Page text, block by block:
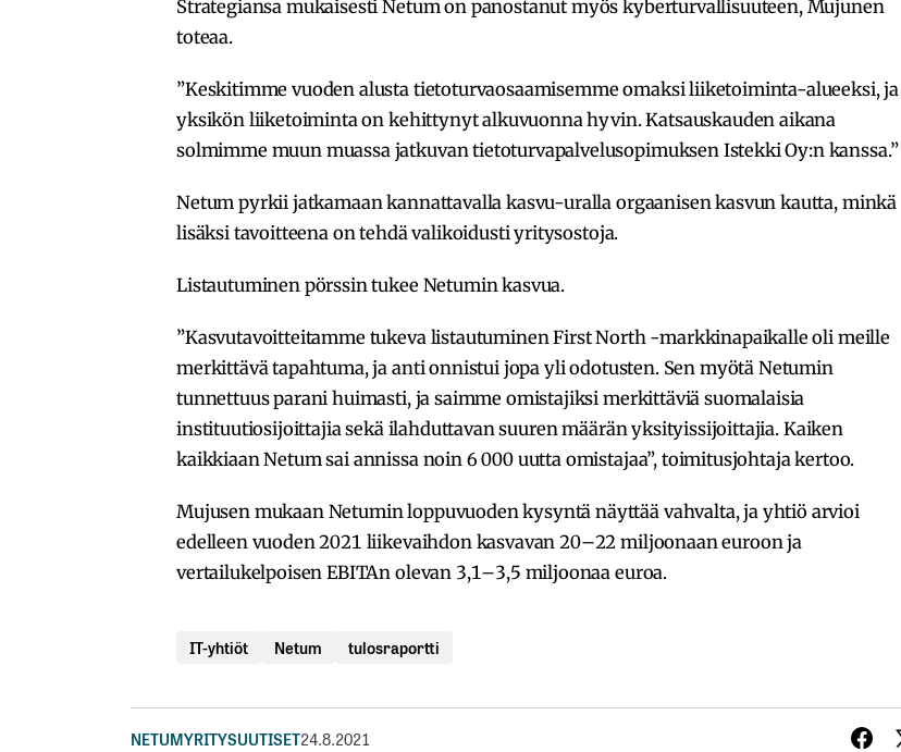
Strategiansa mukaisesti Netum on panostanut myös kyberturvallisuuteen, Mujunen
toteaa.
”Keskitimme vuoden alusta tietoturvaosaamisemme omaksi liiketoiminta-alueeksi, ja
yksikön liiketoiminta on kehittynyt alkuvuonna hyvin. Katsauskauden aikana
solmimme muun muassa jatkuvan tietoturvapalvelusopimuksen Istekki Oy:n kanssa.”
Netum pyrkii jatkamaan kannattavalla kasvu-uralla orgaanisen kasvun kautta, minkä
lisäksi tavoitteena on tehdä valikoidusti yritysostoja.
Listautuminen pörssin tukee Netumin kasvua.
”Kasvutavoitteitamme tukeva listautuminen First North -markkinapaikalle oli meille
merkittävä tapahtuma, ja anti onnistui jopa yli odotusten. Sen myötä Netumin
tunnettuus parani huimasti, ja saimme omistajiksi merkittäviä suomalaisia
instituutiosijoittajia sekä ilahduttavan suuren määrän yksityissijoittajia. Kaiken
kaikkiaan Netum sai annissa noin 6 000 uutta omistajaa”, toimitusjohtaja kertoo.
Mujusen mukaan Netumin loppuvuoden kysyntä näyttää vahvalta, ja yhtiö arvioi
edelleen vuoden 2021 liikevaihdon kasvavan 20–22 miljoonaan euroon ja
vertailukelpoisen EBITAn olevan 3,1–3,5 miljoonaa euroa.
IT-yhtiöt Netum tulosraportti
NETUMYRITYSUUTISET24.8.2021